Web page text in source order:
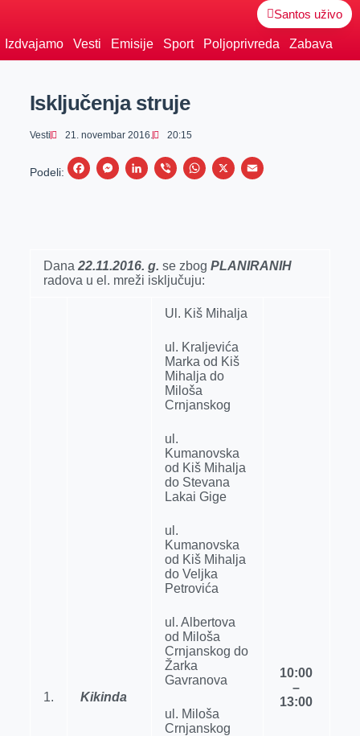
Santos uživo
Izdvajamo Vesti Emisije Sport Poljoprivreda Zabava
Isključenja struje
Vesti 21. novembar 2016. 20:15
Podeli:
F
b
o
M
e
n
L
d
V
W
X
E
l
Dana 22.11.2016. g. se zbog PLANIRANIH
radova u el. mreži isklјučuju:
1. Kikinda
Ul. Kiš Mihalјa
ul. Kralјevića
Marka od Kiš
Mihalјa do
Miloša
Crnjanskog
ul.
Kumanovska
od Kiš Mihalјa
do Stevana
Lakai Gige
ul.
Kumanovska
od Kiš Mihalјa
do Velјka
Petrovića
ul. Albertova
od Miloša
Crnjanskog do
Žarka
Gavranova
ul. Miloša
Crnjanskog
10:00
–
13:00